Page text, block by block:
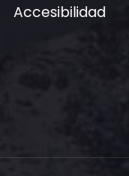
Accesibilidad